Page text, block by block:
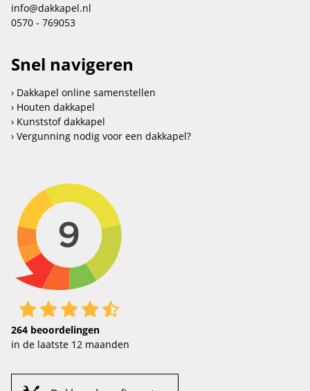
info@dakkapel.nl
0570 - 769053
Snel navigeren
Dakkapel online samenstellen
Houten dakkapel
Kunststof dakkapel
Vergunning nodig voor een dakkapel?
264 beoordelingen
in de laatste 12 maanden